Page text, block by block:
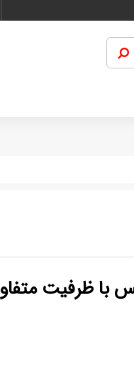
با ظرفیت